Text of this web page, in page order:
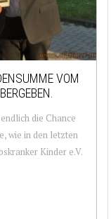
VOM
die Chance
wie in den letzten
Kinder e.V.